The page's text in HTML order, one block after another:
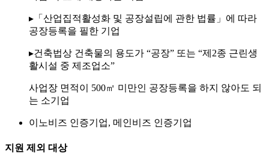
▸「산업집적활성화 및 공장설립에 관한 법률」에 따라
공장등록을 필한 기업
▸건축법상 건축물의 용도가 “공장” 또는 “제2종 근린생
활시설 중 제조업소”
사업장 면적이 500㎡ 미만인 공장등록을 하지 않아도 되
는 소기업
이노비즈 인증기업, 메인비즈 인증기업
지원 제외 대상